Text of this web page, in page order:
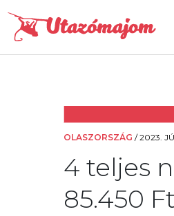
OLASZORSZÁG /2023.
4 teljes
85.450